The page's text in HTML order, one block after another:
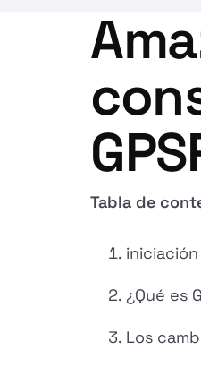
Tabla de
iniciación
¿Qué es
Los